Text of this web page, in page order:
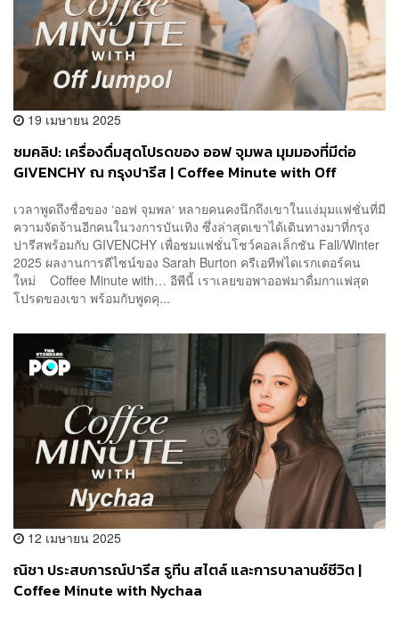
19 เมษายน 2025
ชมคลิป: เครื่องดื่มสุดโปรดของ ออฟ จุมพล มุมมองที่มีต่อ
GIVENCHY ณ กรุงปารีส | Coffee Minute with Off
เวลาพูดถึงชื่อของ ‘ออฟ จุมพล‘ หลายคนคงนึกถึงเขาในแง่มุมแฟชั่นที่มี
ความจัดจ้านอีกคนในวงการบันเทิง ซึ่งล่าสุดเขาได้เดินทางมาที่กรุง
ปารีสพร้อมกับ GIVENCHY เพื่อชมแฟชั่นโชว์คอลเล็กชัน Fall/Winter
2025 ผลงานการดีไซน์ของ Sarah Burton ครีเอทีฟไดเรกเตอร์คน
ใหม่ Coffee Minute with… อีพีนี้ เราเลยขอพาออฟมาดื่มกาแฟสุด
โปรดของเขา พร้อมกับพูดคุ...
12 เมษายน 2025
ณิชา ประสบการณ์ปารีส รูทีน สไตล์ และการบาลานซ์ชีวิต |
Coffee Minute with Nychaa